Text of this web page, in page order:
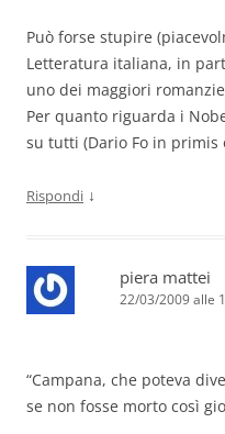
Può forse stupire
Letteratura italiana, in
uno dei maggiori
Per quanto riguarda i
su tutti (Dario Fo in primis
Rispondi ↓
piera mattei
22/03/2009 alle
“Campana, che poteva
se non fosse morto così